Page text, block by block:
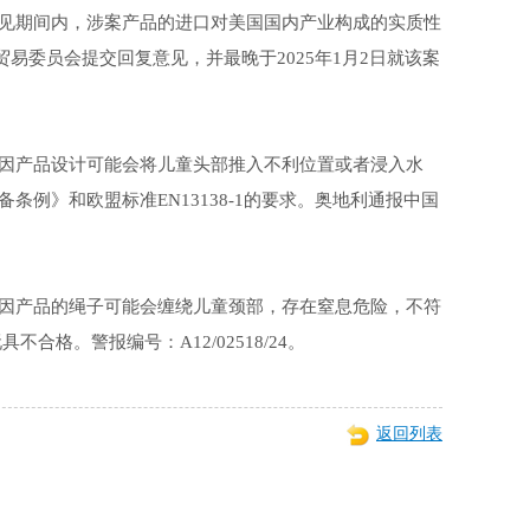
期间内，涉案产品的进口对美国国内产业构成的实质性
委员会提交回复意见，并最晚于2025年1月2日就该案
品设计可能会将儿童头部推入不利位置或者浸入水
例》和欧盟标准EN13138-1的要求。奥地利通报中国
品的绳子可能会缠绕儿童颈部，存在窒息危险，不符
不合格。警报编号：A12/02518/24。
返回列表